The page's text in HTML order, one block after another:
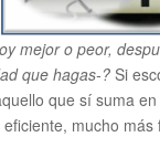
mejor o peor,
que hagas-?Si
que sí suma
mucho más